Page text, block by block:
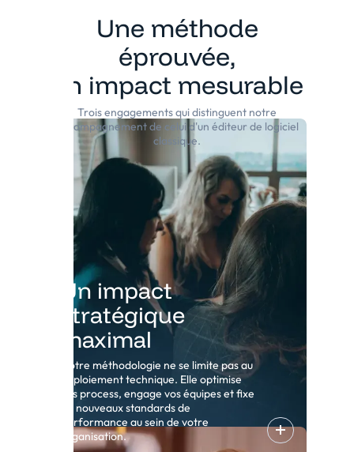
Une méthode
éprouvée,
un impact mesurable
Trois engagements qui distinguent notre
accompagnement de celui d'un éditeur de logiciel
classique.
Un impact
stratégique
maximal
Notre méthodologie ne se limite pas au
déploiement technique. Elle optimise
vos process, engage vos équipes et fixe
de nouveaux standards de
performance au sein de votre
organisation.